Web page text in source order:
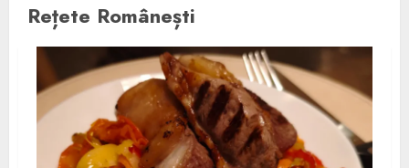
Rețete Românești